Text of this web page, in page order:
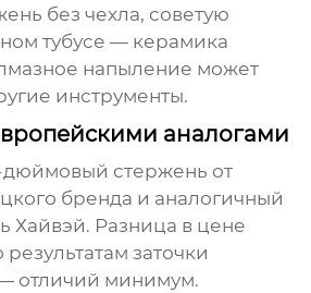
без чехла, советую
тубусе — керамика
напыление может
инструменты.
аналогами
дюймовый стержень от
бренда и аналогичный
Хайвэй. Разница в цене
результатам заточки
отличий минимум.